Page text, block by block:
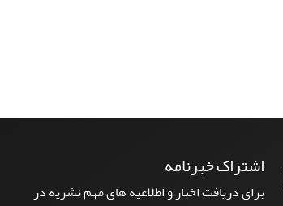
اشتراک خبرنامه
برای دریافت اخبار و اطلاعیه های مهم نشریه در